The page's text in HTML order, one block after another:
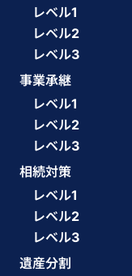
レベル1
レベル2
レベル3
事業承継
レベル1
レベル2
レベル3
相続対策
レベル1
レベル2
レベル3
遺産分割